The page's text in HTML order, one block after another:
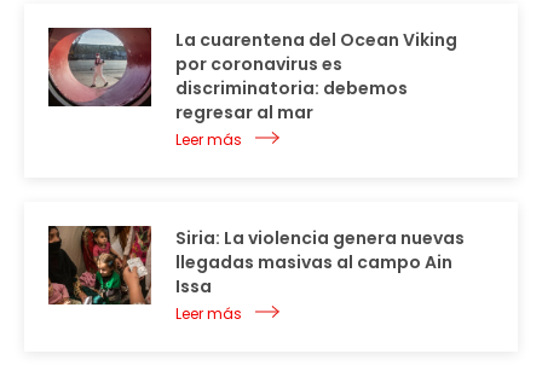
La cuarentena del Ocean Viking
por coronavirus es
discriminatoria: debemos
regresar al mar
Leer más
Siria: La violencia genera nuevas
llegadas masivas al campo Ain
Issa
Leer más